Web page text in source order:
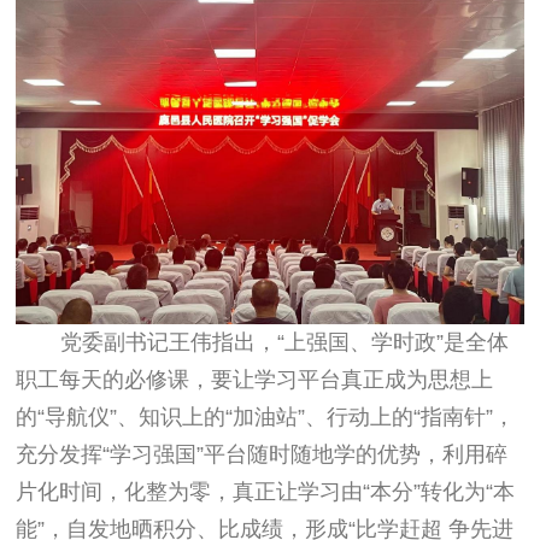
党委副书记王伟指出，“上强国、学时政”是全体
职工每天的必修课，要让学习平台真正成为思想上
的“导航仪”、知识上的“加油站”、行动上的“指南针”，
充分发挥“学习强国”平台随时随地学的优势，利用碎
片化时间，化整为零，真正让学习由“本分”转化为“本
能”，自发地晒积分、比成绩，形成“比学赶超 争先进